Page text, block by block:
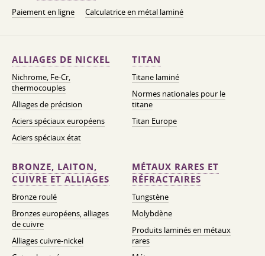
Paiement en ligne
Calculatrice en métal laminé
ALLIAGES DE NICKEL
Nichrome, Fe-Cr,
thermocouples
Alliages de précision
Aciers spéciaux européens
Aciers spéciaux état
TITAN
Titane laminé
Normes nationales pour le
titane
Titan Europe
BRONZE, LAITON,
CUIVRE ET ALLIAGES
Bronze roulé
Bronzes européens, alliages
de cuivre
Alliages cuivre-nickel
MÉTAUX RARES ET
RÉFRACTAIRES
Tungstène
Molybdène
Produits laminés en métaux
rares